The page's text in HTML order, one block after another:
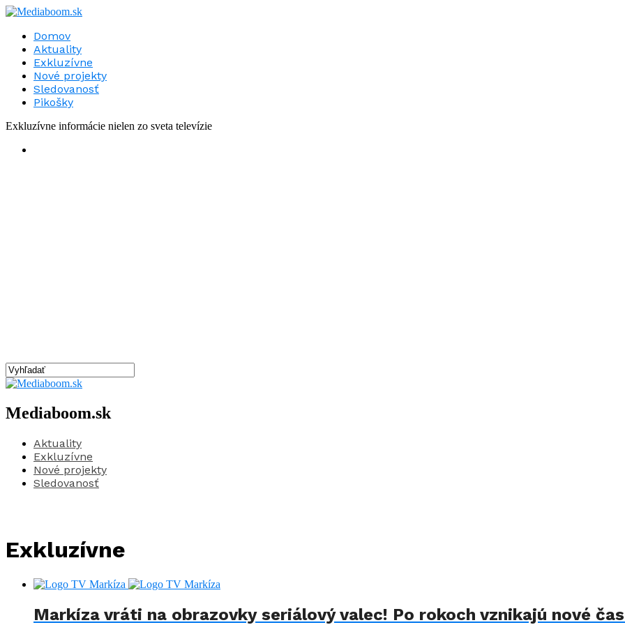
Domov
Aktuality
Exkluzívne
Nové projekty
Sledovanosť
Pikošky
Exkluzívne informácie nielen zo sveta televízie
Mediaboom.sk
Aktuality
Exkluzívne
Nové projekty
Sledovanosť
Exkluzívne
Markíza vráti na obrazovky seriálový valec! Po rokoch vznikajú nové